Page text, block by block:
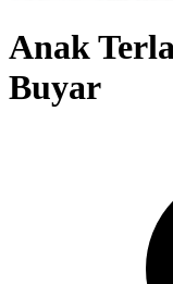
Anak
Buyar